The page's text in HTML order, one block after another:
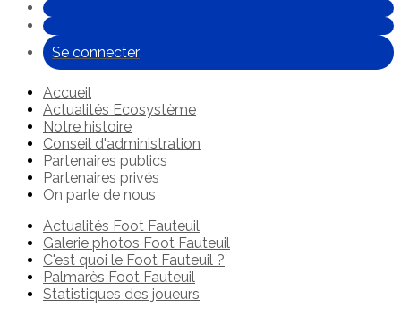
Se connecter
Accueil
Actualités Ecosystème
Notre histoire
Conseil d'administration
Partenaires publics
Partenaires privés
On parle de nous
Actualités Foot Fauteuil
Galerie photos Foot Fauteuil
C'est quoi le Foot Fauteuil ?
Palmarès Foot Fauteuil
Statistiques des joueurs